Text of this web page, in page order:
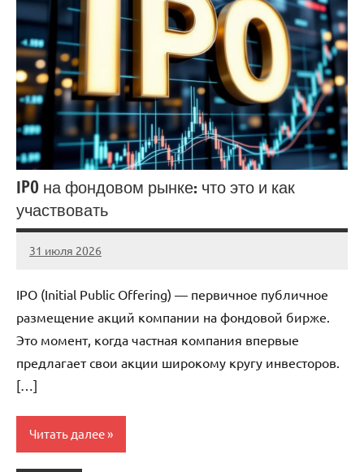
IPO на фондовом рынке: что это и как
участвовать
31 июля 2026
stroicentr_m
Нет
IPO (Initial Public Offering) — первичное публичное
размещение акций компании на фондовой бирже.
Это момент, когда частная компания впервые
предлагает свои акции широкому кругу инвесторов.
[…]
Читать далее